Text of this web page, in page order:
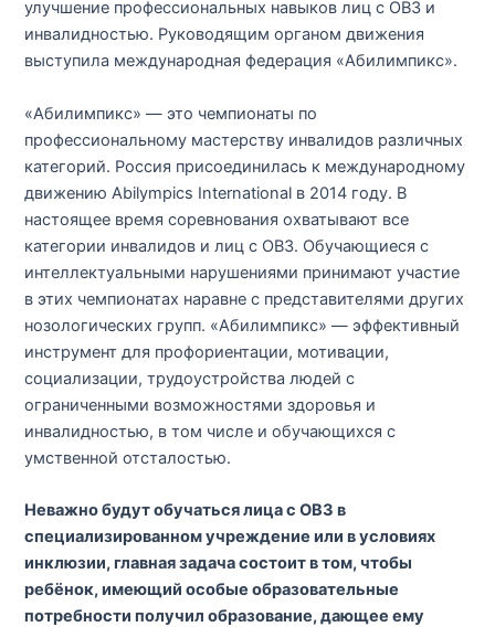
улучшение профессиональных навыков лиц с ОВЗ и
инвалидностью. Руководящим органом движения
выступила международная федерация «Абилимпикс».
«Абилимпикс» — это чемпионаты по
профессиональному мастерству инвалидов различных
категорий. Россия присоединилась к международному
движению Abilympics International в 2014 году. В
настоящее время соревнования охватывают все
категории инвалидов и лиц с ОВЗ. Обучающиеся с
интеллектуальными нарушениями принимают участие
в этих чемпионатах наравне с представителями других
нозологических групп. «Абилимпикс» — эффективный
инструмент для профориентации, мотивации,
социализации, трудоустройства людей с
ограниченными возможностями здоровья и
инвалидностью, в том числе и обучающихся с
умственной отсталостью.
Неважно будут обучаться лица с ОВЗ в
специализированном учреждение или в условиях
инклюзии, главная задача состоит в том, чтобы
ребёнок, имеющий особые образовательные
потребности получил образование, дающее ему